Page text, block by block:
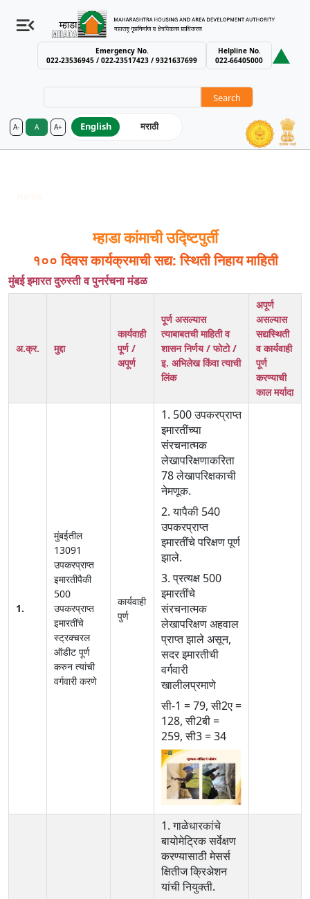
Emergency No.
022-23536945 / 022-23517423 / 9321637699
Helpline No.
022-66405000
A- A A+ English मराठी
म्हाडा कांमाची उद्ष्टिपुर्ती
१०० दिवस कार्यक्रमाची सद्य: स्थिती निहाय माहिती
मुंबई इमारत दुरुस्ती व पुनर्रचना मंडळ
अ.क्र. मुद्दा
कार्यवाही
पूर्ण /
अपूर्ण
पूर्ण असल्यास
त्याबाबतची माहिती व
शासन निर्णय / फोटो /
इ. अभिलेख किंवा त्याची
लिंक
अपूर्ण
असल्यास
सद्यस्थिती
व कार्यवाही
पूर्ण
करण्याची
काल मर्यादा
1.
मुंबईतील
13091
उपकरप्राप्त
इमारतीपैकी
500
उपकरप्राप्त
इमारतींचे
स्ट्रक्चरल
ऑडीट पूर्ण
करुन त्यांची
वर्गवारी करणे
कार्यवाही
पुर्ण
1. 500 उपकरप्राप्त
इमारतींच्या
संरचनात्मक
लेखापरिक्षणाकरिता
78 लेखापरिक्षकाची
नेमणूक.
2. यापैकी 540
उपकरप्राप्त
इमारतींचे परिक्षण पूर्ण
झाले.
3. प्रत्यक्ष 500
इमारतींचे
संरचनात्मक
लेखापरिक्षण अहवाल
प्राप्त झाले असून,
सदर इमारतीची
वर्गवारी
खालीलप्रमाणे
सी-1 = 79, सी2ए =
128, सी2बी =
259, सी3 = 34
1. गाळेधारकांचे
बायोमेट्रिक सर्वेक्षण
करण्यासाठी मेसर्स
क्षितीज क्रिअेशन
यांची नियुक्ती.